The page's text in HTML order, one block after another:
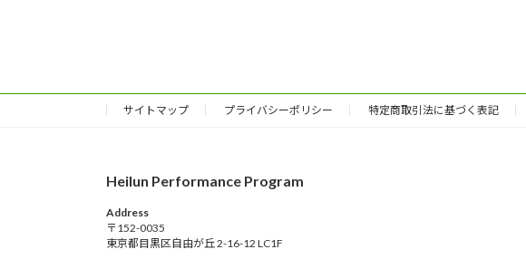
サイトマップ プライバシーポリシー 特定商取引法に基づく表記
Heilun Performance Program
Address
〒152-0035
東京都目黒区自由が丘 2-16-12 LC1F